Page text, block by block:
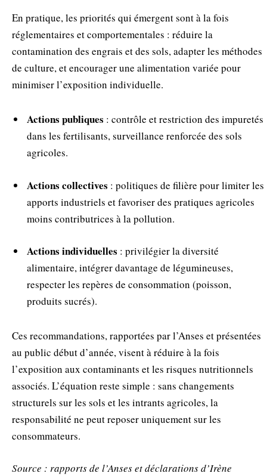
En pratique, les priorités qui émergent sont à la fois
réglementaires et comportementales : réduire la
contamination des engrais et des sols, adapter les méthodes
de culture, et encourager une alimentation variée pour
minimiser l’exposition individuelle.
Actions publiques : contrôle et restriction des impuretés
dans les fertilisants, surveillance renforcée des sols
agricoles.
Actions collectives : politiques de filière pour limiter les
apports industriels et favoriser des pratiques agricoles
moins contributrices à la pollution.
Actions individuelles : privilégier la diversité
alimentaire, intégrer davantage de légumineuses,
respecter les repères de consommation (poisson,
produits sucrés).
Ces recommandations, rapportées par l’Anses et présentées
au public début d’année, visent à réduire à la fois
l’exposition aux contaminants et les risques nutritionnels
associés. L’équation reste simple : sans changements
structurels sur les sols et les intrants agricoles, la
responsabilité ne peut reposer uniquement sur les
consommateurs.
Source : rapports de l’Anses et déclarations d’Irène